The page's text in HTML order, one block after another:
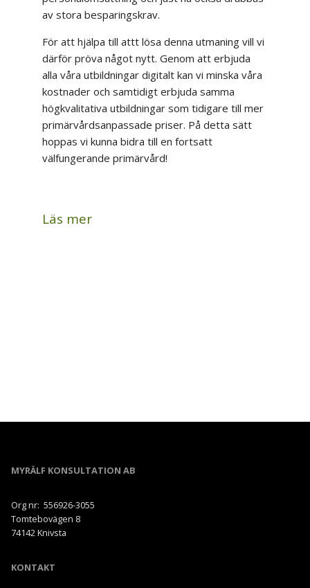
av stora besparingskrav.
För att hjälpa till attt lösa denna utmaning vill vi
därför pröva något nytt. Genom att erbjuda
alla våra utbildningar digitalt kan vi minska våra
kostnader och samtidigt erbjuda samma
högkvalitativa utbildningar som tidigare till mer
primärvårdsanpassade priser. På detta sätt
hoppas vi kunna bidra till en fortsatt
välfungerande primärvård!
Läs mer
MYRÄLF KONSULTATION AB
Org nr: 556926-3055
Tomtebovägen 8
74142 Knivsta
KONTAKT